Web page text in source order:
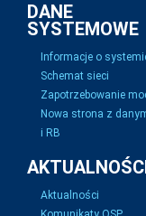
DANE
SYSTEMOWE
Informacje o
Schemat sieci
Zapotrzebowanie
Nowa strona z
i RB
Aktualności